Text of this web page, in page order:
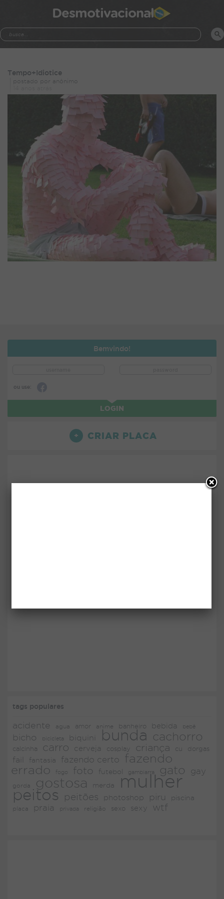
Desmotivacional
Tempo+Idiotice
postado por anônimo
Bemvindo!
ou use:
LOGIN
CRIAR PLACA
tags populares
acidente agua amor anime banheiro bebida bebê
bicho bicicleta biquini bunda cachorro
calcinha carro cerveja cosplay criança cu dorgas
fail fantasia fazendo certo
fazendo
errado
fogo foto futebol gambiarra gato gay
gorda gostosa merda mulher
peitos peitões photoshop piru piscina
placa praia privada religião sexo sexy wtf